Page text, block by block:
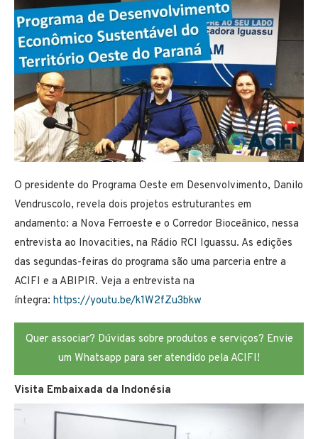
O presidente do Programa Oeste em Desenvolvimento, Danilo
Vendruscolo, revela dois projetos estruturantes em
andamento: a Nova Ferroeste e o Corredor Bioceânico, nessa
entrevista ao Inovacities, na Rádio RCI Iguassu. As edições
das segundas-feiras do programa são uma parceria entre a
ACIFI e a ABIPIR. Veja a entrevista na
íntegra: https://youtu.be/k1W2fZu3bkw
Quer associar? Dúvidas sobre produtos e serviços? Envie
um Whatsapp para ser atendido pela ACIFI!
Visita Embaixada da Indonésia